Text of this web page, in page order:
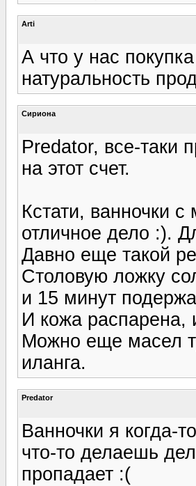
Arti
А что у нас
натуральность
Сириона
Predator, все-таки
на этот счет.
Кстати, ванночки
отличное дело :).
Давно еще такой
Столовую ложку
и 15 минут
И кожа распарена,
Можно еще масел
иланга.
Predator
Ванночки я когда-
что-то делаешь
пропадает :(